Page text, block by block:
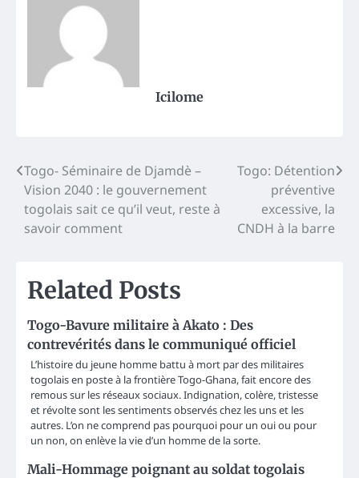
Icilome
Post
navigation
Togo- Séminaire de Djamdè –
Vision 2040 : le gouvernement
togolais sait ce qu’il veut, reste à
savoir comment
Togo: Détention
préventive
excessive, la
CNDH à la barre
Related Posts
Togo-Bavure militaire à Akato : Des
contrevérités dans le communiqué officiel
L’histoire du jeune homme battu à mort par des militaires
togolais en poste à la frontière Togo-Ghana, fait encore des
remous sur les réseaux sociaux. Indignation, colère, tristesse
et révolte sont les sentiments observés chez les uns et les
autres. L’on ne comprend pas pourquoi pour un oui ou pour
un non, on enlève la vie d’un homme de la sorte.
Mali-Hommage poignant au soldat togolais